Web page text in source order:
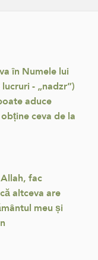
în Numele lui
- „nadzr”)
aduce
ceva de la
fac
altceva are
meu și